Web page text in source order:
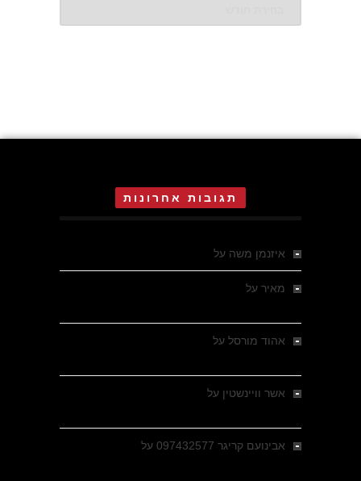
תגובות אחרונות
איזנמן משה על
מאיר על
אהוד מורסל על
אשר וויינשטין על
אבינועם קריגר 097432577 על